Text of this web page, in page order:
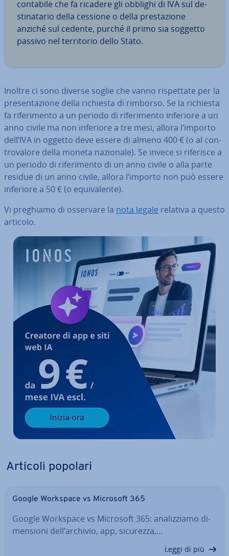
contabile che fa ricadere gli obblighi di IVA sul de­
sti­na­ta­rio della cessione o della pre­sta­zio­ne
anziché sul cedente, purché il primo sia soggetto
passivo nel ter­ri­to­rio dello Stato.
Inoltre ci sono diverse soglie che vanno ri­spet­ta­te per la
pre­sen­ta­zio­ne della richiesta di rimborso. Se la richiesta
fa ri­fe­ri­men­to a un periodo di ri­fe­ri­men­to inferiore a un
anno civile ma non inferiore a tre mesi, allora l’importo
dell’IVA in oggetto deve essere di almeno 400 € (o al con­
tro­va­lo­re della moneta nazionale). Se invece si riferisce a
un periodo di ri­fe­ri­men­to di un anno civile o alla parte
residue di un anno civile, allora l’importo non può essere
inferiore a 50 € (o equi­va­len­te).
Vi preghiamo di osservare la nota legale relativa a questo
articolo.
Vai al menu prin­ci­pa­le
Articoli popolari
Google Workspace vs Microsoft 365
Google Workspace vs Microsoft 365: ana­liz­zia­mo di­
men­sio­ni dell’archivio, app, sicurezza,…
Leggi di più